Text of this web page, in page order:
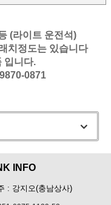
(라이트 운전석)
치정도는 있습니다
입니다.
0871
INFO
: 강지오(충남상사)